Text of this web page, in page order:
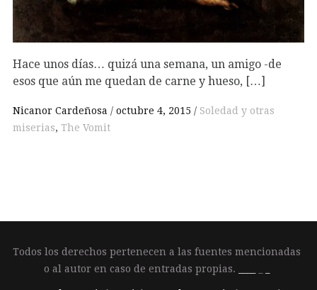
Hace unos días… quizá una semana, un amigo -de
esos que aún me quedan de carne y hueso, […]
Nicanor Cardeñosa octubre 4, 2015
Soledad y otras
miserias, The Vomit
Todos los derechos pertenecen a las fuentes mencionadas
o al autor en caso de entradas propias.